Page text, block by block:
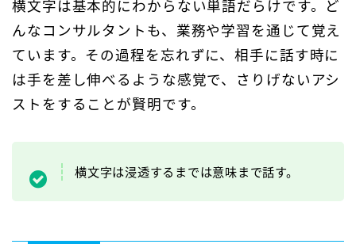
横文字は基本的にわからない単語だらけです。ど
んなコンサルタントも、業務や学習を通じて覚え
ています。その過程を忘れずに、相手に話す時に
は手を差し伸べるような感覚で、さりげないアシ
ストをすることが賢明です。
横文字は浸透するまでは意味まで話す。